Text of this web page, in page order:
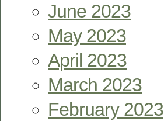
June 2023
May 2023
April 2023
March 2023
February 2023